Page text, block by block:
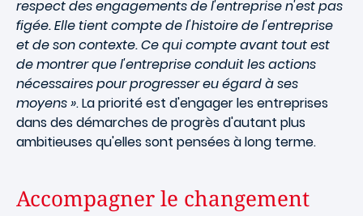
respect des engagements de l'entreprise n'est pas
figée. Elle tient compte de l'histoire de l'entreprise
et de son contexte. Ce qui compte avant tout est
de montrer que l'entreprise conduit les actions
nécessaires pour progresser eu égard à ses
moyens ». La priorité est d'engager les entreprises
dans des démarches de progrès d'autant plus
ambitieuses qu'elles sont pensées à long terme.
Accompagner le changement